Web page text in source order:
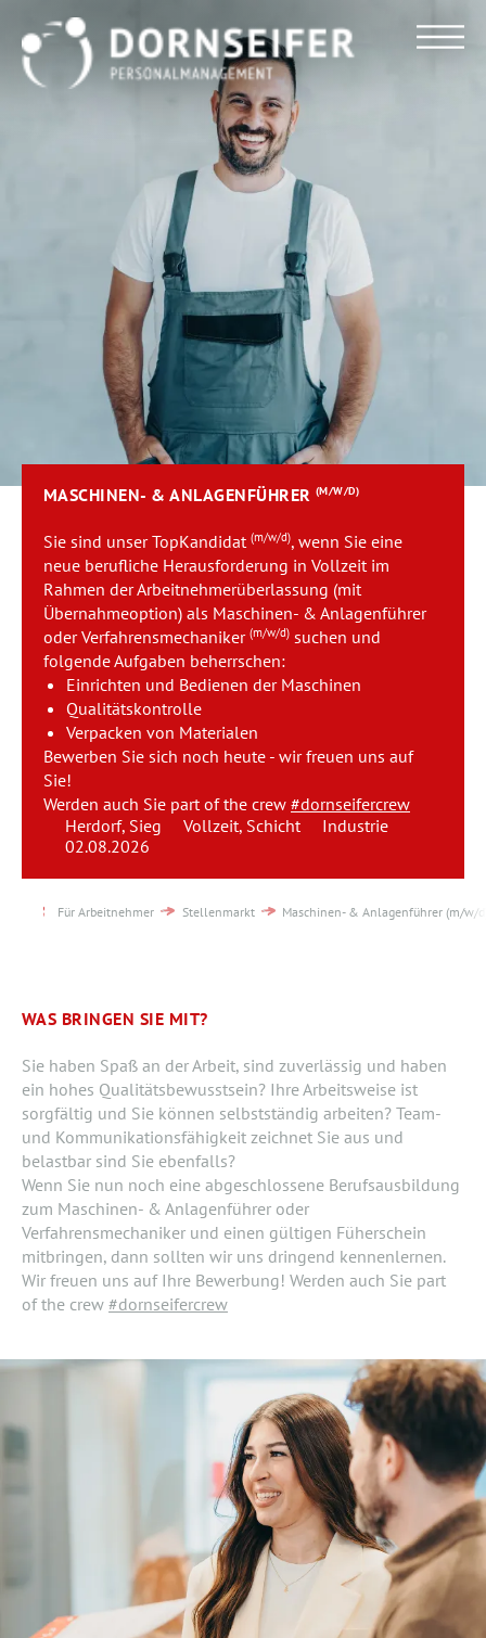
MASCHINEN- & ANLAGENFÜHRER (M/W/D)
Sie sind unser TopKandidat (m/w/d), wenn Sie eine
neue berufliche Herausforderung in Vollzeit im
Rahmen der Arbeitnehmerüberlassung (mit
Übernahmeoption) als Maschinen- & Anlagenführer
oder Verfahrensmechaniker (m/w/d) suchen und
folgende Aufgaben beherrschen:
Einrichten und Bedienen der Maschinen
Qualitätskontrolle
Verpacken von Materialen
Bewerben Sie sich noch heute - wir freuen uns auf
Sie!
Werden auch Sie part of the crew #dornseifercrew
Herdorf, Sieg
Vollzeit, Schicht
Industrie
02.08.2026
Für Arbeitnehmer Stellenmarkt Maschinen- & Anlagenführer (m/w/
WAS BRINGEN SIE MIT?
Sie haben Spaß an der Arbeit, sind zuverlässig und haben
ein hohes Qualitätsbewusstsein? Ihre Arbeitsweise ist
sorgfältig und Sie können selbstständig arbeiten? Team-
und Kommunikationsfähigkeit zeichnet Sie aus und
belastbar sind Sie ebenfalls?
Wenn Sie nun noch eine abgeschlossene Berufsausbildung
zum Maschinen- & Anlagenführer oder
Verfahrensmechaniker und einen gültigen Füherschein
mitbringen, dann sollten wir uns dringend kennenlernen.
Wir freuen uns auf Ihre Bewerbung! Werden auch Sie part
of the crew #dornseifercrew
Für Arbeitnehmer
Für Unternehmen
Dornseifer DNA
Referenzen
Stellenmarkt
Blog
Team
Kontakt
Karriere
Login